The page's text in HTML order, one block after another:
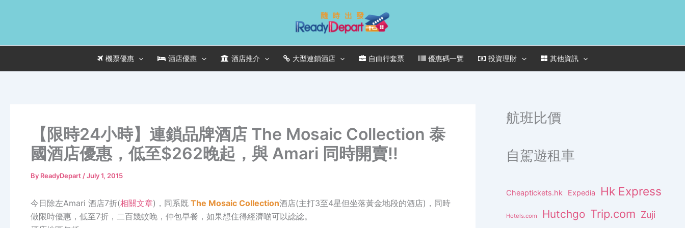
機票優惠 酒店優惠 酒店推介 大型連鎖酒店 自由行套票 優惠碼一覽 投資理財 其他資訊
【限時24小時】連鎖品牌酒店 The Mosaic Collection 泰
國酒店優惠，低至$262晚起，與 Amari 同時開賣!!
By ReadyDepart /July 1, 2015
今日除左Amari 酒店7折(相關文章)，同系既 The Mosaic Collection酒店(主打3至4星但坐落黃金地段的酒店)，同時
做限時優惠，低至7折，二百幾蚊晚，仲包早餐，如果想住得經濟啲可以諗諗。
航班比價
自駕遊租車
Cheaptickets.hk Expedia Hk Express
Hotels.com Hutchgo Trip.com Zuji